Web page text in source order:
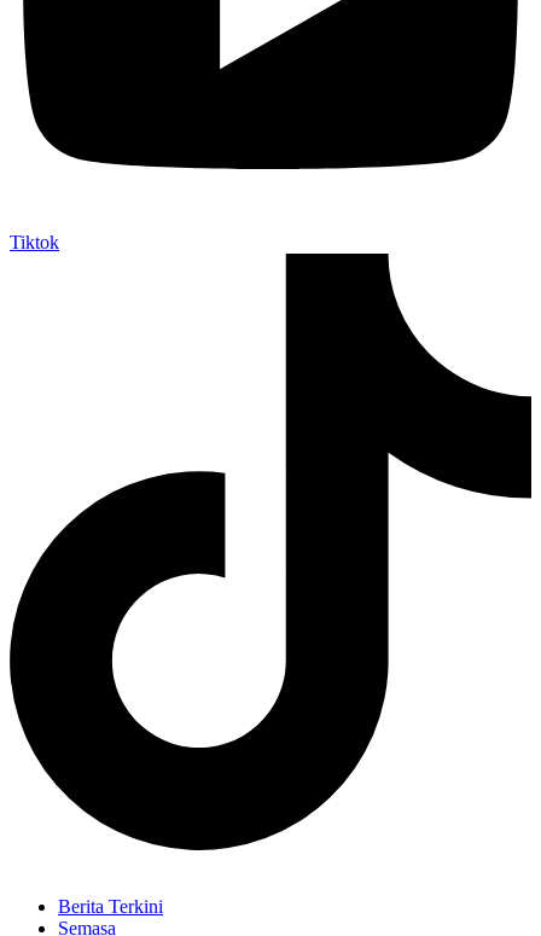
Tiktok
Berita Terkini
Semasa